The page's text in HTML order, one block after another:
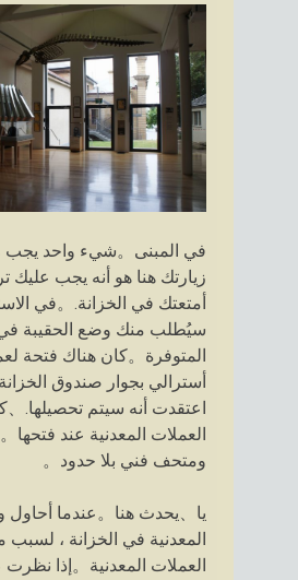
في المبنى。شيء واحد يجب
زيارتك هنا هو أنه يجب عليك
أمتعتك في الخزانة.。في
سيُطلب منك وضع الحقيبة في
أسترالي بجوار صندوق
اعتقدت أنه سيتم تحصيلها.、
العملات المعدنية عند
ومتحف فني بلا حدود。
يا、يحدث هنا。عندما أحاول
المعدنية في الخزانة ، لسبب
العملات المعدنية。إذا